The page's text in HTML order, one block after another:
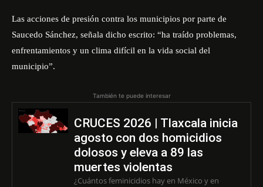
Las acciones de presión contra los municipios por parte de
Saucedo Sánchez, señala dicho escrito: “ha traído problemas,
enfrentamientos y un clima difícil en la vida social del
municipio”.
También te puede interesar
CRUCES 2026 | Tlaxcala inicia
agosto con dos homicidios
dolosos y eleva a 89 las
muertes violentas
¿Cuántos feminicidios hay en México y en